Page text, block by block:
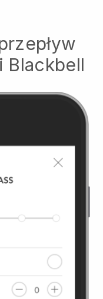
Blackbell